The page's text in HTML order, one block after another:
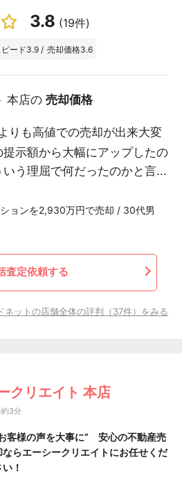
3.8 (19件)
ード3.9 / 売却価格3.6
本店の 売却価格
りも高値での売却が出来大変
示額から大幅にアップしたの
う理屈で何だったのかと言...
ョンを2,930万円で売却 / 30代男
査定依頼する
ネットの店舗全体の評判（37件）をみる
クリエイト 本店
約3分
客様の声を大事に” 安心の不動産売
ならエーシークリエイトにお任せくだ
い！